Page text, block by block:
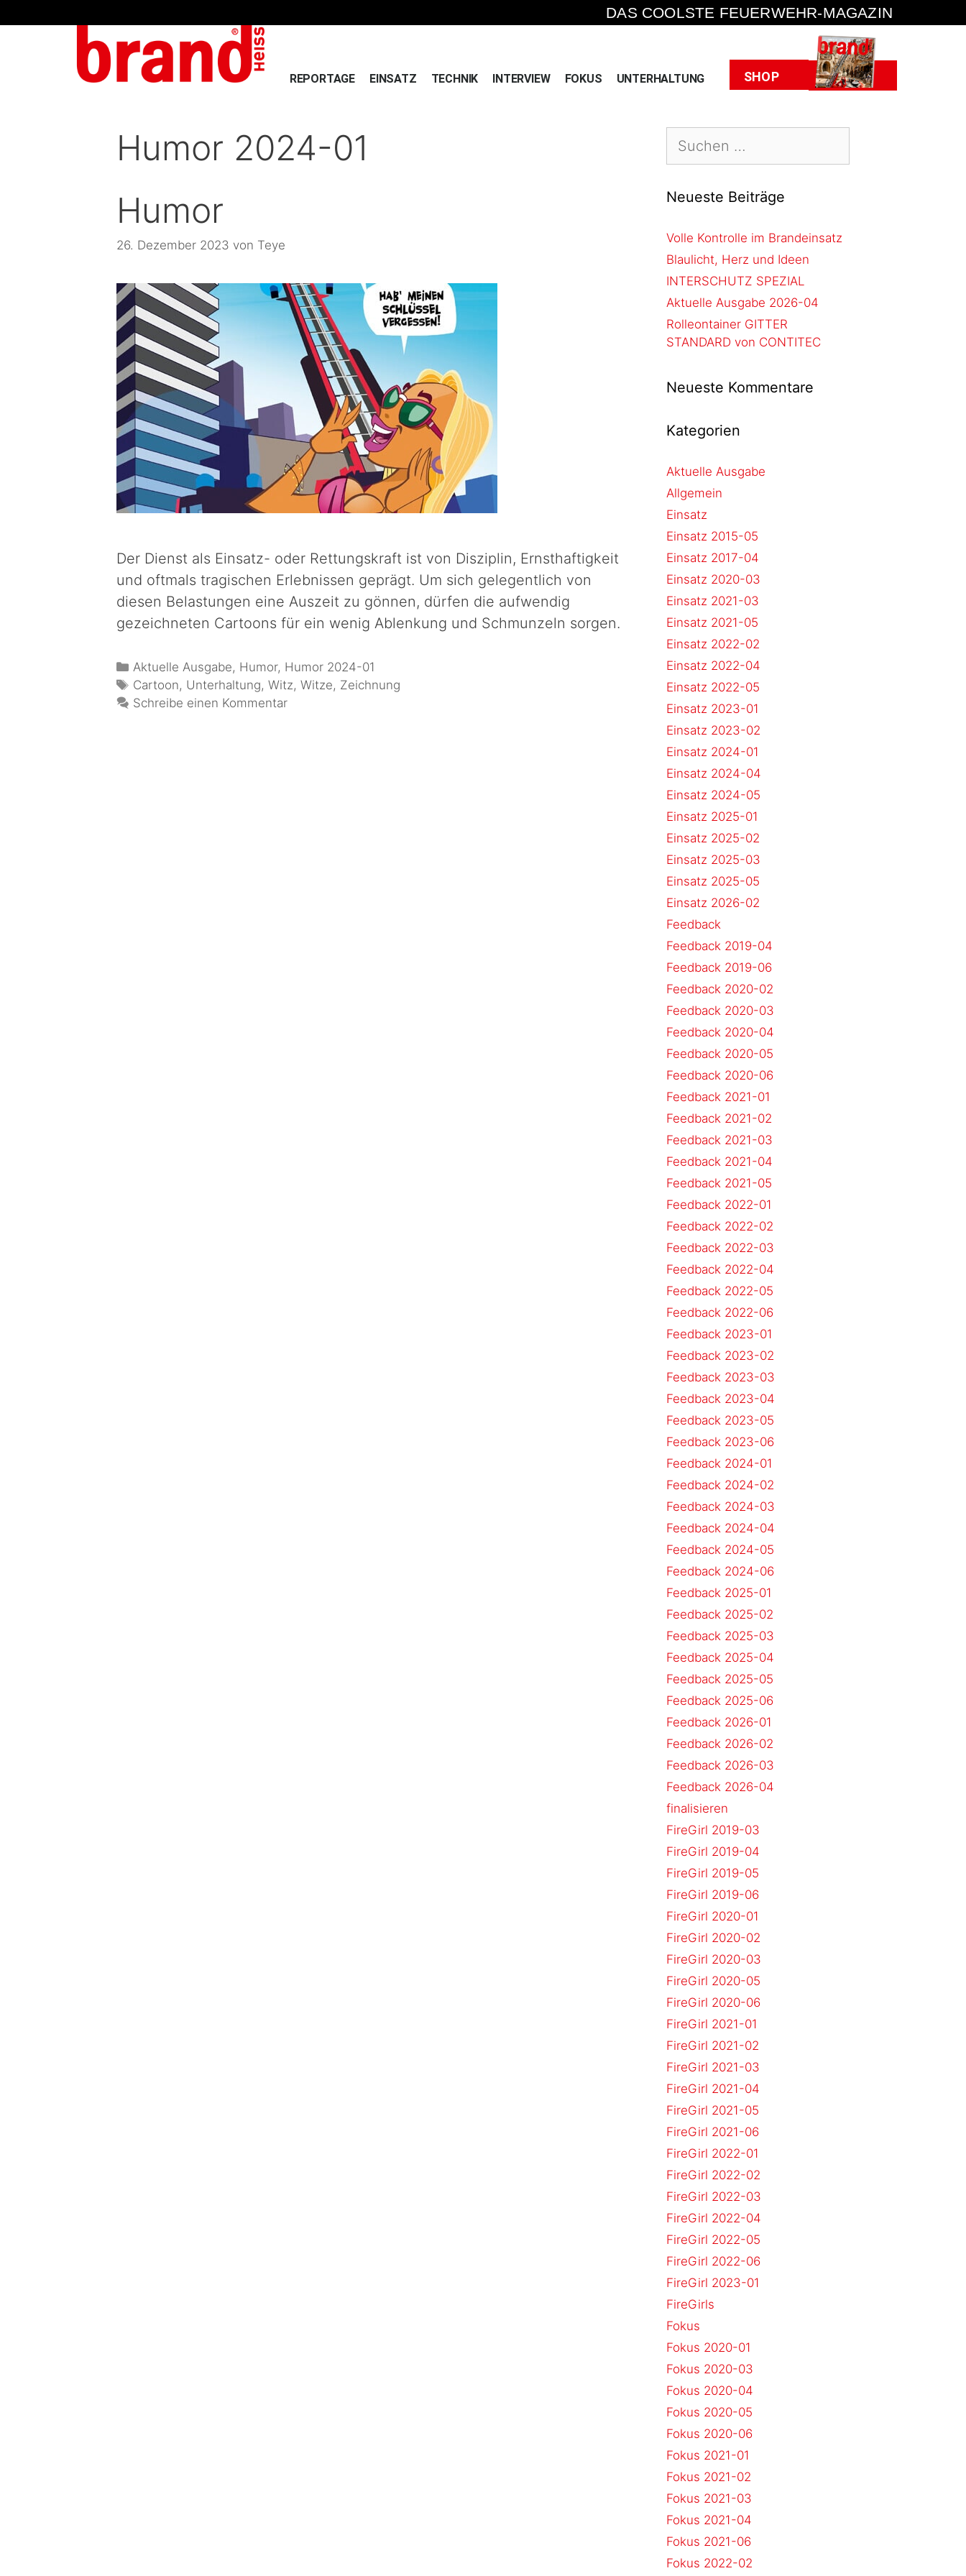
DAS COOLSTE FEUERWEHR-MAGAZIN
REPORTAGE EINSATZ TECHNIK INTERVIEW FOKUS UNTERHALTUNG SHOP Heft
Humor 2024-01
Humor
26. Dezember 2023 von Teye
Der Dienst als Einsatz- oder Rettungskraft ist von Disziplin, Ernsthaftigkeit
und oftmals tragischen Erlebnissen geprägt. Um sich gelegentlich von
diesen Belastungen eine Auszeit zu gönnen, dürfen die aufwendig
gezeichneten Cartoons für ein wenig Ablenkung und Schmunzeln sorgen.
Aktuelle Ausgabe, Humor, Humor 2024-01
Cartoon, Unterhaltung,Witz,Witze, Zeichnung
Schreibe einen Kommentar
Neueste Beiträge
Volle Kontrolle im Brandeinsatz
Blaulicht, Herz und Ideen
INTERSCHUTZ SPEZIAL
Aktuelle Ausgabe 2026-04
Rolleontainer GITTER
STANDARD von CONTITEC
Neueste Kommentare
Kategorien
Aktuelle Ausgabe
Allgemein
Einsatz
Einsatz 2015-05
Einsatz 2017-04
Einsatz 2020-03
Einsatz 2021-03
Einsatz 2021-05
Einsatz 2022-02
Einsatz 2022-04
Einsatz 2022-05
Einsatz 2023-01
Einsatz 2023-02
Einsatz 2024-01
Einsatz 2024-04
Einsatz 2024-05
Einsatz 2025-01
Einsatz 2025-02
Einsatz 2025-03
Einsatz 2025-05
Einsatz 2026-02
Feedback
Feedback 2019-04
Feedback 2019-06
Feedback 2020-02
Feedback 2020-03
Feedback 2020-04
Feedback 2020-05
Feedback 2020-06
Feedback 2021-01
Feedback 2021-02
Feedback 2021-03
Feedback 2021-04
Feedback 2021-05
Feedback 2022-01
Feedback 2022-02
Feedback 2022-03
Feedback 2022-04
Feedback 2022-05
Feedback 2022-06
Feedback 2023-01
Feedback 2023-02
Feedback 2023-03
Feedback 2023-04
Feedback 2023-05
Feedback 2023-06
Feedback 2024-01
Feedback 2024-02
Feedback 2024-03
Feedback 2024-04
Feedback 2024-05
Feedback 2024-06
Feedback 2025-01
Feedback 2025-02
Feedback 2025-03
Feedback 2025-04
Feedback 2025-05
Feedback 2025-06
Feedback 2026-01
Feedback 2026-02
Feedback 2026-03
Feedback 2026-04
finalisieren
FireGirl 2019-03
FireGirl 2019-04
FireGirl 2019-05
FireGirl 2019-06
FireGirl 2020-01
FireGirl 2020-02
FireGirl 2020-03
FireGirl 2020-05
FireGirl 2020-06
FireGirl 2021-01
FireGirl 2021-02
FireGirl 2021-03
FireGirl 2021-04
FireGirl 2021-05
FireGirl 2021-06
FireGirl 2022-01
FireGirl 2022-02
FireGirl 2022-03
FireGirl 2022-04
FireGirl 2022-05
FireGirl 2022-06
FireGirl 2023-01
FireGirls
Fokus
Fokus 2020-01
Fokus 2020-03
Fokus 2020-04
Fokus 2020-05
Fokus 2020-06
Fokus 2021-01
Fokus 2021-02
Fokus 2021-03
Fokus 2021-04
Fokus 2021-06
Fokus 2022-02